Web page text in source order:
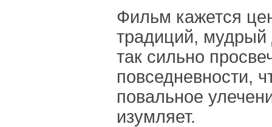
Фильм кажется
традиций, мудрый
так сильно
повседневности,
повальное
изумляет.